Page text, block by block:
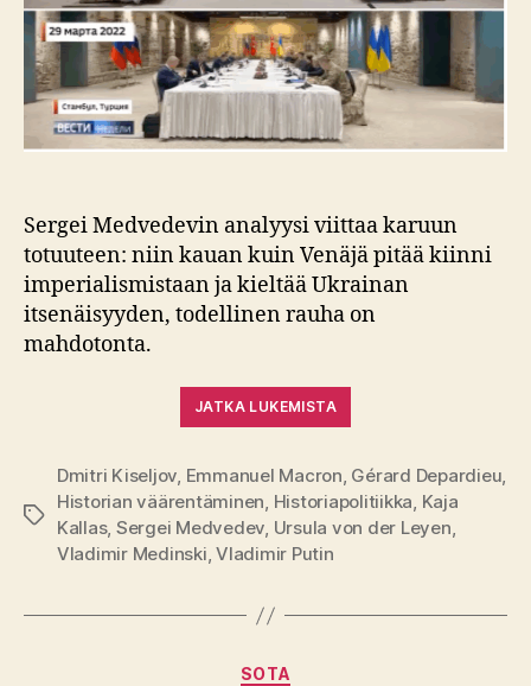
Sergei Medvedevin analyysi viittaa karuun
totuuteen: niin kauan kuin Venäjä pitää kiinni
imperialismistaan ja kieltää Ukrainan
itsenäisyyden, todellinen rauha on
mahdotonta.
JATKA LUKEMISTA
Avainsanat
Dmitri Kiseljov, Emmanuel Macron, Gérard Depardieu,
Historian väärentäminen, Historiapolitiikka, Kaja
Kallas, Sergei Medvedev, Ursula von der Leyen,
Vladimir Medinski,Vladimir Putin
Kategoriat
SOTA